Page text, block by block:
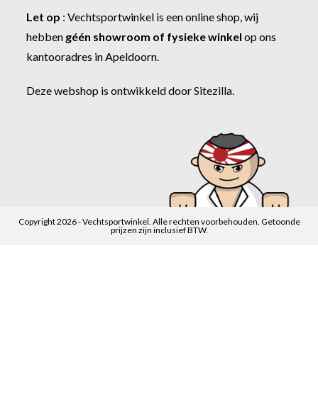
Let op :Vechtsportwinkel is een online shop, wij
hebben géén showroom of fysieke winkel op ons
kantooradres in Apeldoorn.
Deze webshop is ontwikkeld doorSitezilla.
Copyright 2026 - Vechtsportwinkel. Alle rechten voorbehouden. Getoonde
prijzen zijn inclusief BTW.